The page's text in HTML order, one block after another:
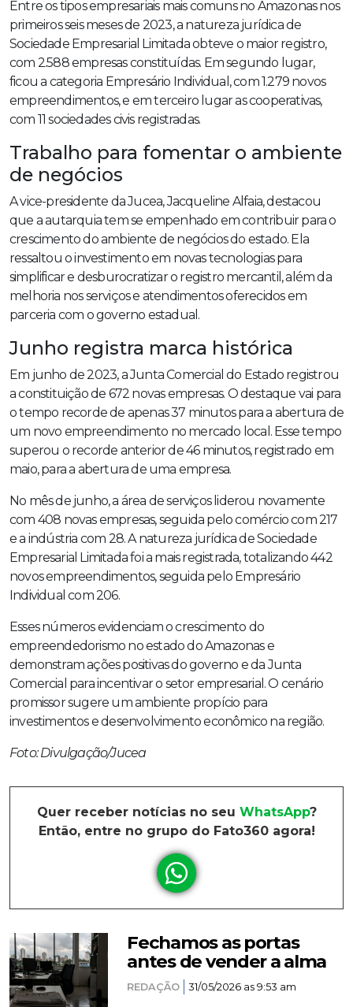
Entre os tipos empresariais mais comuns no Amazonas nos
primeiros seis meses de 2023, a natureza jurídica de
Sociedade Empresarial Limitada obteve o maior registro,
com 2.588 empresas constituídas. Em segundo lugar,
ficou a categoria Empresário Individual, com 1.279 novos
empreendimentos, e em terceiro lugar as cooperativas,
com 11 sociedades civis registradas.
Trabalho para fomentar o ambiente
de negócios
A vice-presidente da Jucea, Jacqueline Alfaia, destacou
que a autarquia tem se empenhado em contribuir para o
crescimento do ambiente de negócios do estado. Ela
ressaltou o investimento em novas tecnologias para
simplificar e desburocratizar o registro mercantil, além da
melhoria nos serviços e atendimentos oferecidos em
parceria com o governo estadual.
Junho registra marca histórica
Em junho de 2023, a Junta Comercial do Estado registrou
a constituição de 672 novas empresas. O destaque vai para
o tempo recorde de apenas 37 minutos para a abertura de
um novo empreendimento no mercado local. Esse tempo
superou o recorde anterior de 46 minutos, registrado em
maio, para a abertura de uma empresa.
No mês de junho, a área de serviços liderou novamente
com 408 novas empresas, seguida pelo comércio com 217
e a indústria com 28. A natureza jurídica de Sociedade
Empresarial Limitada foi a mais registrada, totalizando 442
novos empreendimentos, seguida pelo Empresário
Individual com 206.
Esses números evidenciam o crescimento do
empreendedorismo no estado do Amazonas e
demonstram ações positivas do governo e da Junta
Comercial para incentivar o setor empresarial. O cenário
promissor sugere um ambiente propício para
investimentos e desenvolvimento econômico na região.
Foto: Divulgação/Jucea
Quer receber notícias no seu WhatsApp?
Então, entre no grupo do Fato360 agora!
Fechamos as portas
antes de vender a alma
REDAÇÃO 31/05/2026 as 9:53 am